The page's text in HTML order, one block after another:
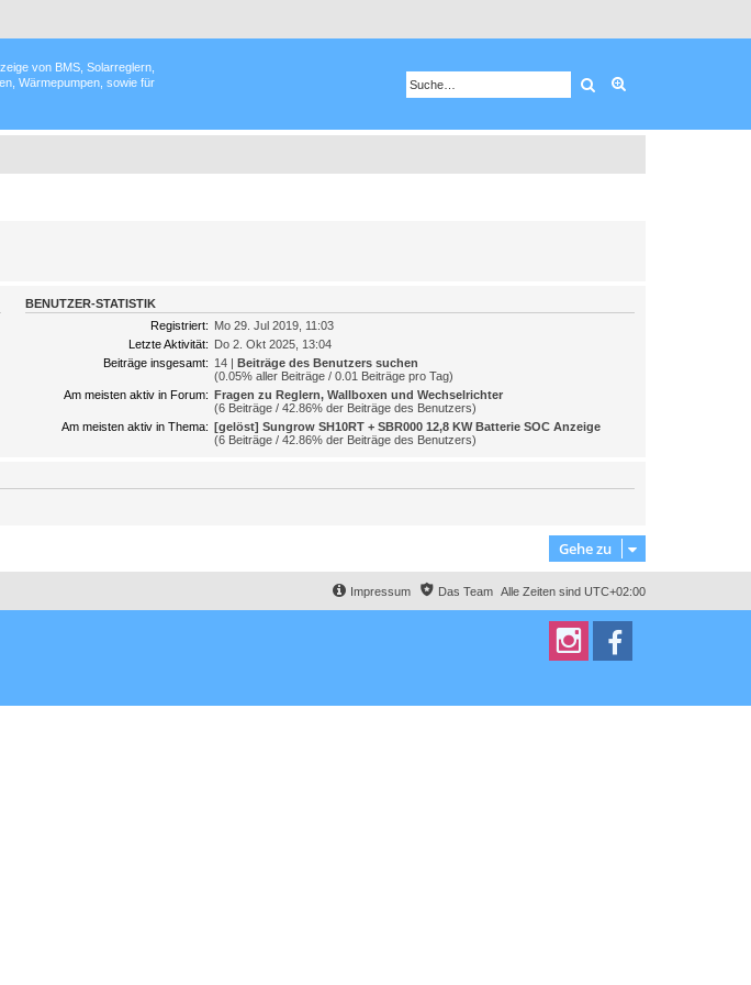
von BMS, Solarreglern,
Wärmepumpen, sowie für
Suche
BENUTZER-STATISTIK
Registriert: Mo 29. Jul 2019, 11:03
Letzte Aktivität: Do 2. Okt 2025, 13:04
Beiträge insgesamt: 14 | Beiträge des Benutzers suchen
(0.05% aller Beiträge / 0.01 Beiträge pro Tag)
Am meisten aktiv in Forum: Fragen zu Reglern, Wallboxen und Wechselrichter
(6 Beiträge / 42.86% der Beiträge des Benutzers)
Am meisten aktiv in Thema: [gelöst] Sungrow SH10RT + SBR000 12,8 KW Batterie SOC Anzeige
(6 Beiträge / 42.86% der Beiträge des Benutzers)
Gehe zu
Alle Zeiten sind UTC+02:00
Das Team
Impressum